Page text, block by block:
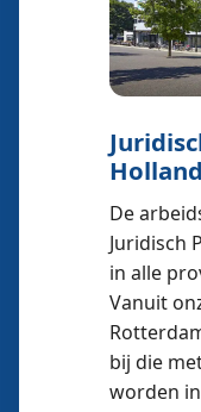
De
Juridisch
in alle
Vanuit
bij die
worden